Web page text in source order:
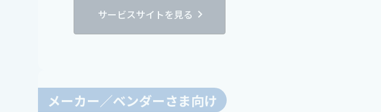
サービスサイトを見る chevron_right
メーカー／ベンダーさま向け